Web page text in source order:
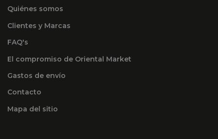
Quiénes somos
Clientes y Marcas
FAQ's
El compromiso de Oriental Market
Gastos de envío
Contacto
Mapa del sitio